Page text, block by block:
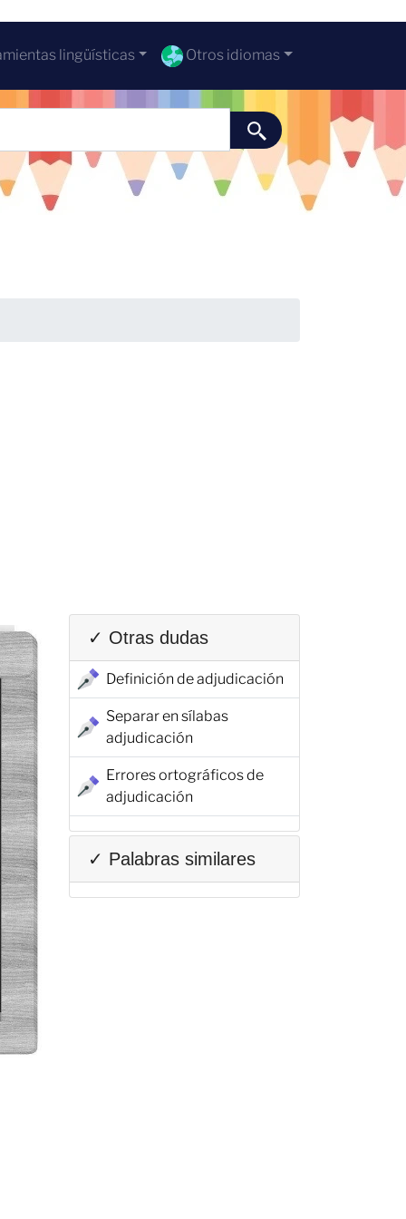
lingüísticas Otros idiomas
✓ Otras dudas
Definición de adjudicación
Separar en sílabas
adjudicación
Errores ortográficos de
adjudicación
✓ Palabras similares